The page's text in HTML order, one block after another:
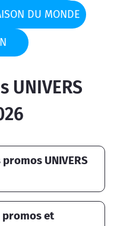
DU MONDE
UNIVERS
UNIVERS
promos et